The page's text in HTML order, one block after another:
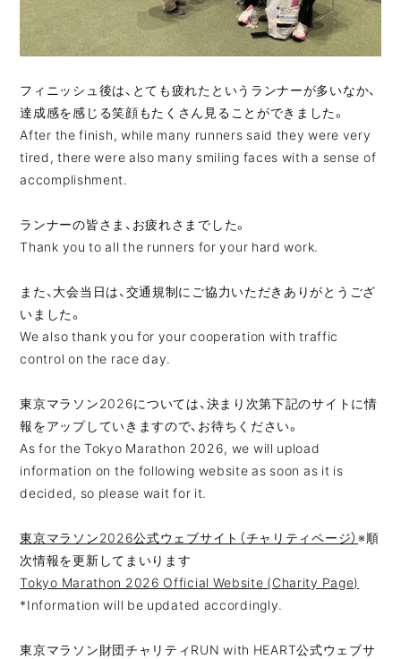
フィニッシュ後は、とても疲れたというランナーが多いなか、
達成感を感じる笑顔もたくさん見ることができました。
After the finish, while many runners said they were very
tired, there were also many smiling faces with a sense of
accomplishment.
ランナーの皆さま、お疲れさまでした。
Thank you to all the runners for your hard work.
また、大会当日は、交通規制にご協力いただきありがとうござ
いました。
We also thank you for your cooperation with traffic
control on the race day.
東京マラソン2026については、決まり次第下記のサイトに情
報をアップしていきますので、お待ちください。
As for the Tokyo Marathon 2026, we will upload
information on the following website as soon as it is
decided, so please wait for it.
東京マラソン2026公式ウェブサイト（チャリティページ） ※順
次情報を更新してまいります
Tokyo Marathon 2026 Official Website (Charity Page)
*Information will be updated accordingly.
東京マラソン財団チャリティRUN with HEART公式ウェブサ